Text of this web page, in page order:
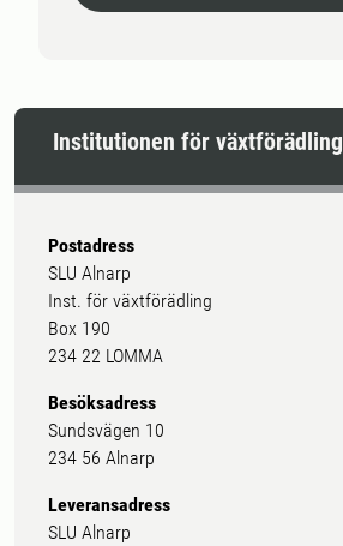
Institutionen för växtförädling
Postadress
SLU Alnarp
Inst. för växtförädling
Box 190
234 22 LOMMA
Besöksadress
Sundsvägen 10
234 56 Alnarp
Leveransadress
SLU Alnarp